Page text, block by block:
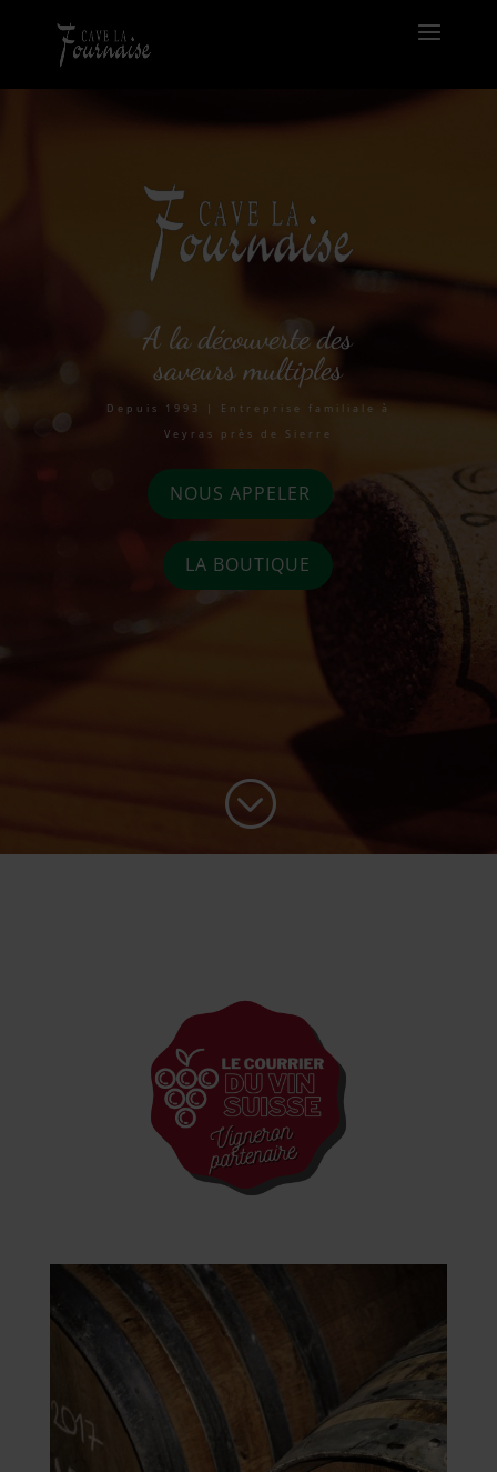
A la découverte des
saveurs multiples
Depuis 1993 | Entreprise familiale à
Veyras près de Sierre
NOUS APPELER
LA BOUTIQUE
;